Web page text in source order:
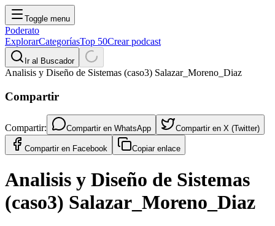
Toggle menu
Poderato
ExplorarCategoríasTop 50Crear podcast
Ir al Buscador
Analisis y Diseño de Sistemas (caso3) Salazar_Moreno_Diaz
Compartir
Compartir: Compartir en WhatsApp Compartir en X (Twitter)
Compartir en Facebook Copiar enlace
Analisis y Diseño de Sistemas
(caso3) Salazar_Moreno_Diaz